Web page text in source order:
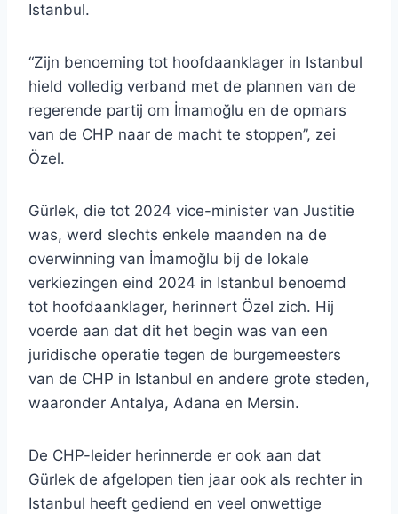
Istanbul.
“Zijn benoeming tot hoofdaanklager in Istanbul
hield volledig verband met de plannen van de
regerende partij om İmamoğlu en de opmars
van de CHP naar de macht te stoppen”, zei
Özel.
Gürlek, die tot 2024 vice-minister van Justitie
was, werd slechts enkele maanden na de
overwinning van İmamoğlu bij de lokale
verkiezingen eind 2024 in Istanbul benoemd
tot hoofdaanklager, herinnert Özel zich. Hij
voerde aan dat dit het begin was van een
juridische operatie tegen de burgemeesters
van de CHP in Istanbul en andere grote steden,
waaronder Antalya, Adana en Mersin.
De CHP-leider herinnerde er ook aan dat
Gürlek de afgelopen tien jaar ook als rechter in
Istanbul heeft gediend en veel onwettige